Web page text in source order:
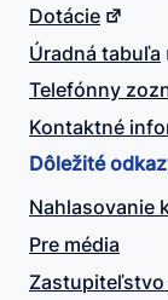
Dotácie
Úradná tabuľa
Telefónny
Kontaktné
Dôležité
Nahlasovanie
Pre média
Zastupiteľstvo